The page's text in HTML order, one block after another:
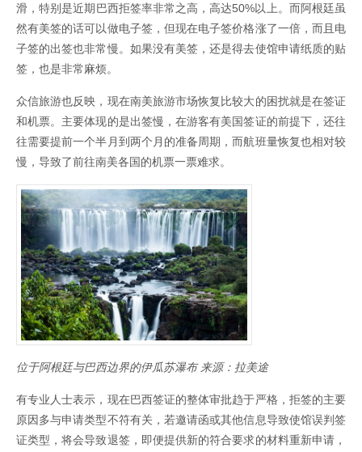
滑，特别是近期巴西拒签率非常之高，高达50%以上。而阿根廷虽
然有美签的话可以做电子签，但现在电子签价格涨了一倍，而且电
子签的出签也非常慢。如果没有美签，还是得去使馆申请纸质的贴
签，也是非常麻烦。
众信旅游也反映，现在南美旅游市场恢复比较大的困扰就是在签证
和机票。主要体现的是出签慢，在游客有美国签证的前提下，还往
往需要提前一个半月到两个月的准备周期，而航班量恢复也相对较
慢，导致了前往南美各国的机票一票难求。
位于阿根廷与巴西边界的伊瓜苏瀑布 来源：拉美途
有专业人士表示，现在巴西签证的整体审批趋于严格，拒签的主要
原因多与申请类型不符有关，若邀请函或其他信息导致使馆误判签
证类型，将会导致退签，即便提供新的符合要求的材料重新申请，